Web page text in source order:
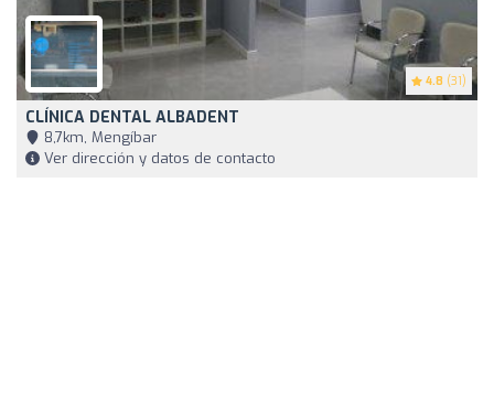
4.8 (31)
CLÍNICA DENTAL ALBADENT
8,7km, Mengíbar
Ver dirección y datos de contacto